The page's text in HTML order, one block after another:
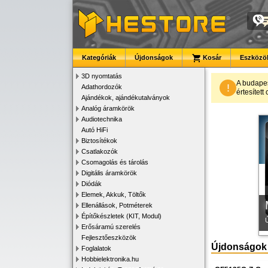
Kategóriák Újdonságok Kosár
3D nyomtatás
Adathordozók
Ajándékok, ajándékutalványok
Analóg áramkörök
Audiotechnika
Autó HiFi
Biztosítékok
Csatlakozók
Csomagolás és tárolás
Digitális áramkörök
Diódák
Elemek, Akkuk, Töltők
Ellenállások, Potméterek
Építőkészletek (KIT, Modul)
Erősáramú szerelés
Fejlesztőeszközök
Foglalatok
Hobbielektronika.hu
! A
értesített
Újdonságok